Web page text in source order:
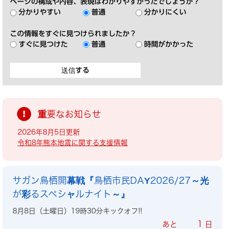
ページの構成や内容、表現はわかりやすかったでしょうか？
分かりやすい
普通 分かりにくい
この情報をすぐに見つけられましたか？
すぐに見つけた
普通 時間がかかった
重要なお知らせ
2026年8月5日更新
令和8年熊本地震に関する支援情報
サガン鳥栖開幕戦『鳥栖市民DAY2026/27～光
が彩るスペシャルナイト～』
8月8日（土曜日）19時30分キックオフ!!
あと 1 日